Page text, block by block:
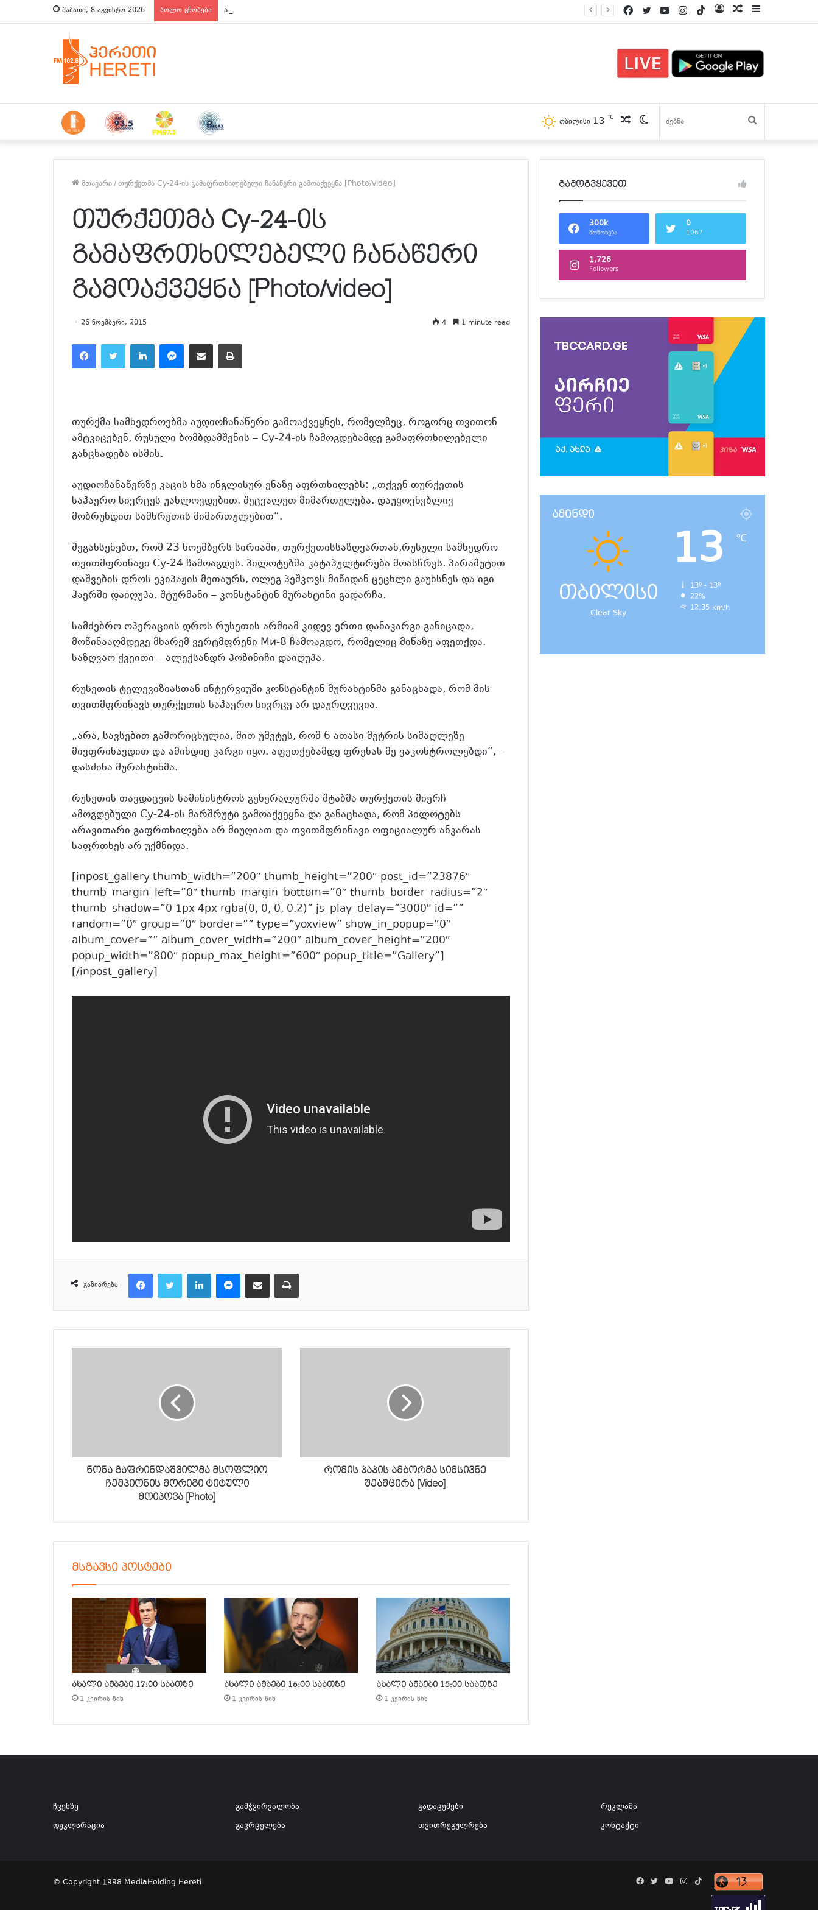
შაბათი, 8 აგვისტო 2026 ბოლო ცნობები ახალი ამბები 15:00 საათზე პოსტები
Log
TikTok
Instagram
YouTube
Twitter
Facebook
Switch
skin
პოსტები
თბილისი 13 ℃
მთავარი/თურქეთმა Су-24-ის გამაფრთხილებელი ჩანაწერი გამოაქვეყნა [Photo/video]
თურქეთმა Су-24-ის
გამაფრთხილებელი ჩანაწერი
გამოაქვეყნა [Photo/video]
26 ნოემბერი, 2015 4 1 minute read
თურქმა სამხედროებმა აუდიოჩანაწერი გამოაქვეყნეს, რომელზეც, როგორც თვითონ
ამტკიცებენ, რუსული ბომბდამშენის – Су-24-ის ჩამოგდებამდე გამაფრთხილებელი
განცხადება ისმის.
აუდიოჩანაწერზე კაცის ხმა ინგლისურ ენაზე აფრთხილებს: „თქვენ თურქეთის
საჰაერო სივრცეს უახლოვდებით. შეცვალეთ მიმართულება. დაუყოვნებლივ
მობრუნდით სამხრეთის მიმართულებით“.
შეგახსენებთ, რომ 23 ნოემბერს სირიაში, თურქეთისსაზღვართან,რუსული სამხედრო
თვითმფრინავი Су-24 ჩამოაგდეს. პილოტებმა კატაპულტირება მოასწრეს. პარაშუტით
დაშვების დროს ეკიპაჟის მეთაურს, ოლეგ პეშკოვს მიწიდან ცეცხლი გაუხსნეს და იგი
ჰაერში დაიღუპა. შტურმანი – კონსტანტინ მურახტინი გადარჩა.
სამძებრო ოპერაციის დროს რუსეთის არმიამ კიდევ ერთი დანაკარგი განიცადა,
მოწინააღმდეგე მხარემ ვერტმფრენი Ми-8 ჩამოაგდო, რომელიც მიწაზე აფეთქდა.
საზღვაო ქვეითი – ალექსანდრ პოზინიჩი დაიღუპა.
რუსეთის ტელევიზიასთან ინტერვიუში კონსტანტინ მურახტინმა განაცხადა, რომ მის
თვითმფრინავს თურქეთის საჰაერო სივრცე არ დაურღვევია.
„არა, სავსებით გამორიცხულია, მით უმეტეს, რომ 6 ათასი მეტრის სიმაღლეზე
მივფრინავდით და ამინდიც კარგი იყო. აფეთქებამდე ფრენას მე ვაკონტროლებდი“, –
დასძინა მურახტინმა.
რუსეთის თავდაცვის სამინისტროს გენერალურმა შტაბმა თურქეთის მიერჩ
ამოგდებული Су-24-ის მარშრუტი გამოაქვეყნა და განაცხადა, რომ პილოტებს
არავითარი გაფრთხილება არ მიუღიათ და თვითმფრინავი ოფიციალურ ანკარას
საფრთხეს არ უქმნიდა.
[inpost_gallery thumb_width=”200″ thumb_height=”200″ post_id=”23876″
thumb_margin_left=”0″ thumb_margin_bottom=”0″ thumb_border_radius=”2″
thumb_shadow=”0 1px 4px rgba(0, 0, 0, 0.2)” js_play_delay=”3000″ id=””
random=”0″ group=”0″ border=”” type=”yoxview” show_in_popup=”0″
album_cover=”” album_cover_width=”200″ album_cover_height=”200″
popup_width=”800″ popup_max_height=”600″ popup_title=”Gallery”]
[/inpost_gallery]
გაზიარება
ნონა გაფრინდაშვილმა მსოფლიო
ჩემპიონის მორიგი ტიტული
მოიპოვა [Photo]
რომის პაპის ამბორმა სიმსივნე
შეამცირა [Video]
მსგავსი პოსტები
ახალი ამბები 17:00 საათზე
1 კვირის წინ
ახალი ამბები 16:00 საათზე
1 კვირის წინ
ახალი ამბები 15:00 საათზე
1 კვირის წინ
გამოგვყევით
300k
მოწონება
0
1067
1,726
Followers
ამინდი
თბილისი
Clear Sky
13 ℃
13º - 13º
22%
12.35 km/h
ჩვენზე
დეკლარაცია
გამჭვირვალობა
გავრცელება
გადაცემები
თვითრეგულრება
რეკლამა
კონტაქტი
© Copyright 1998 MediaHolding Hereti FacebookTwitterYouTubeInstagram
TikTok